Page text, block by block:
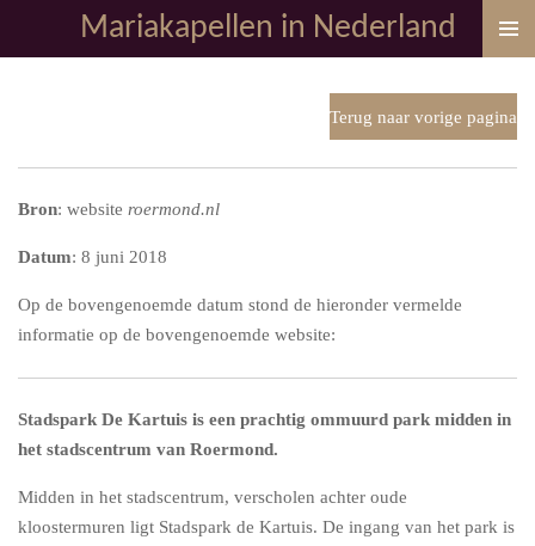
direct
Mariakapellen in Nederland
Terug naar vorige pagina
Bron: website roermond.nl
Datum: 8 juni 2018
Op de bovengenoemde datum stond de hieronder vermelde
informatie op de bovengenoemde website:
Stadspark De Kartuis is een prachtig ommuurd park midden in
het stadscentrum van Roermond.
Midden in het stadscentrum, verscholen achter oude
kloostermuren ligt Stadspark de Kartuis. De ingang van het park is